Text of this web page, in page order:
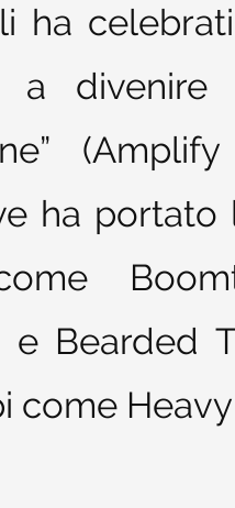
ha
a
ha portato
e Bearded
come